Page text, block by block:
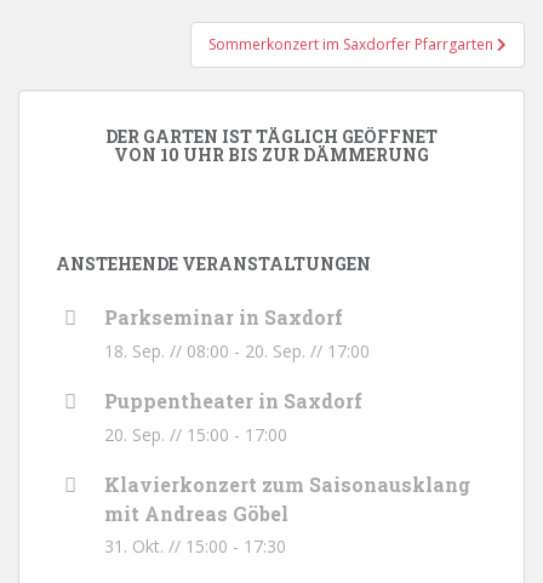
Sommerkonzert im Saxdorfer Pfarrgarten
DER GARTEN IST TÄGLICH GEÖFFNET
VON 10 UHR BIS ZUR DÄMMERUNG
ANSTEHENDE VERANSTALTUNGEN
Parkseminar in Saxdorf
18. Sep. // 08:00 - 20. Sep. // 17:00
Puppentheater in Saxdorf
20. Sep. // 15:00 - 17:00
Klavierkonzert zum Saisonausklang
mit Andreas Göbel
31. Okt. // 15:00 - 17:30